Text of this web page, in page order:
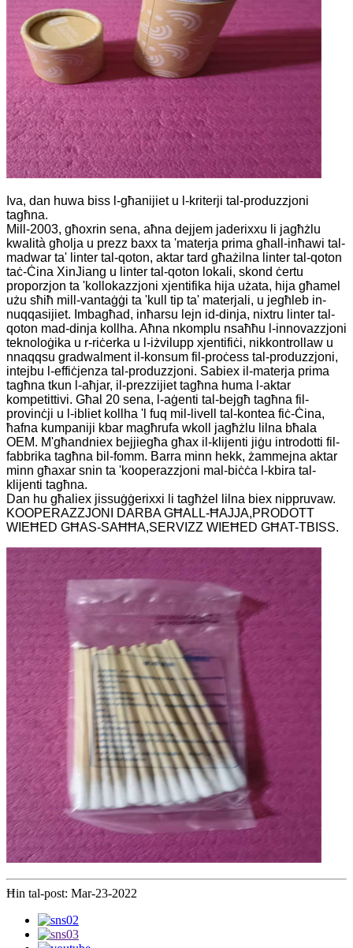
Iva, dan huwa biss l-għanijiet u l-kriterji tal-produzzjoni
tagħna.
Mill-2003, għoxrin sena, aħna dejjem jaderixxu li jagħżlu
kwalità għolja u prezz baxx ta 'materja prima għall-inħawi tal-
madwar ta' linter tal-qoton, aktar tard għażilna linter tal-qoton
taċ-Ċina XinJiang u linter tal-qoton lokali, skond ċertu
proporzjon ta 'kollokazzjoni xjentifika hija użata, hija għamel
użu sħiħ mill-vantaġġi ta 'kull tip ta' materjali, u jegħleb in-
nuqqasijiet. Imbagħad, inħarsu lejn id-dinja, nixtru linter tal-
qoton mad-dinja kollha. Aħna nkomplu nsaħħu l-innovazzjoni
teknoloġika u r-riċerka u l-iżvilupp xjentifiċi, nikkontrollaw u
nnaqqsu gradwalment il-konsum fil-proċess tal-produzzjoni,
intejbu l-effiċjenza tal-produzzjoni. Sabiex il-materja prima
tagħna tkun l-aħjar, il-prezzijiet tagħna huma l-aktar
kompetittivi. Għal 20 sena, l-aġenti tal-bejgħ tagħna fil-
provinċji u l-ibliet kollha 'l fuq mil-livell tal-kontea fiċ-Ċina,
ħafna kumpaniji kbar magħrufa wkoll jagħżlu lilna bħala
OEM. M'għandniex bejjiegħa għax il-klijenti jiġu introdotti fil-
fabbrika tagħna bil-fomm. Barra minn hekk, żammejna aktar
minn għaxar snin ta 'kooperazzjoni mal-biċċa l-kbira tal-
klijenti tagħna.
Dan hu għaliex jissuġġerixxi li tagħżel lilna biex nippruvaw.
KOOPERAZZJONI DARBA GĦALL-ĦAJJA,PRODOTT
WIEĦED GĦAS-SAĦĦA,SERVIZZ WIEĦED GĦAT-TBISS.
Ħin tal-post: Mar-23-2022